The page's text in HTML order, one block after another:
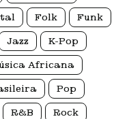
Folk Funk
Jazz K-Pop
Africana
Pop
R&B Rock